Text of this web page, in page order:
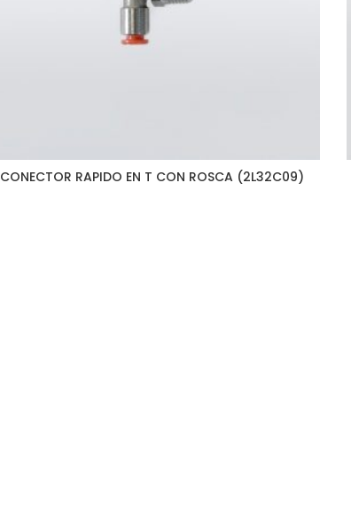
CONECTOR RAPIDO EN T CON ROSCA (2L32C09)